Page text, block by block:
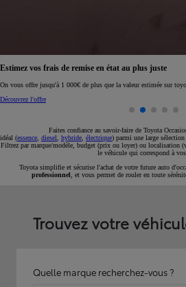
Réservez en ligne votre occasion pour 1€ seulement
Réservez en ligne
Faites confiance au savoir-faire de Toyota
idéal (essence diesel hybride électrique) parmi une large sélection
Filtrez par marque/modèle, budget (prix ou loyer) ou localisation
le véhicule qui correspond à vos
Toyota simplifie et sécurise l'achat de votre future auto
professionnel , et vous permet de rouler en toute
Trouvez votre
Quelle marque recherchez-vous ?